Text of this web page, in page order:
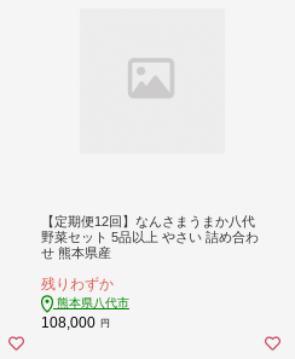
【定期便12回】なんさまうまか八代
野菜セット 5品以上 やさい 詰め合わ
せ 熊本県産
残りわずか
熊本県八代市
108,000 円